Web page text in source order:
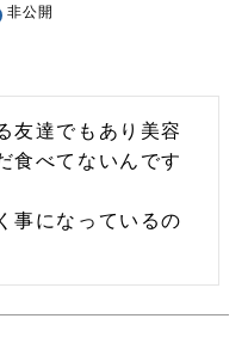
非公開
友達でもあり美容
食べてないんです
事になっているの